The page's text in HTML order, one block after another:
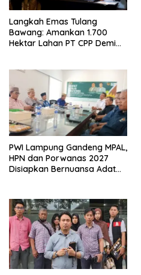
Langkah Emas Tulang
Bawang: Amankan 1.700
Hektar Lahan PT CPP Demi
PWI Lampung Gandeng MPAL,
HPN dan Porwanas 2027
Disiapkan Bernuansa Adat